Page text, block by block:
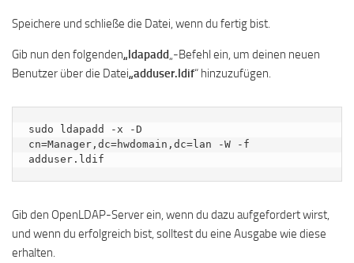
Speichere und schließe die Datei, wenn du fertig bist.
Gib nun den folgenden„ldapadd„-Befehl ein, um deinen neuen
Benutzer über die Datei„adduser.ldif“ hinzuzufügen.
sudo ldapadd -x -D
cn=Manager,dc=hwdomain,dc=lan -W -f
adduser.ldif
Gib den OpenLDAP-Server ein, wenn du dazu aufgefordert wirst,
und wenn du erfolgreich bist, solltest du eine Ausgabe wie diese
erhalten.